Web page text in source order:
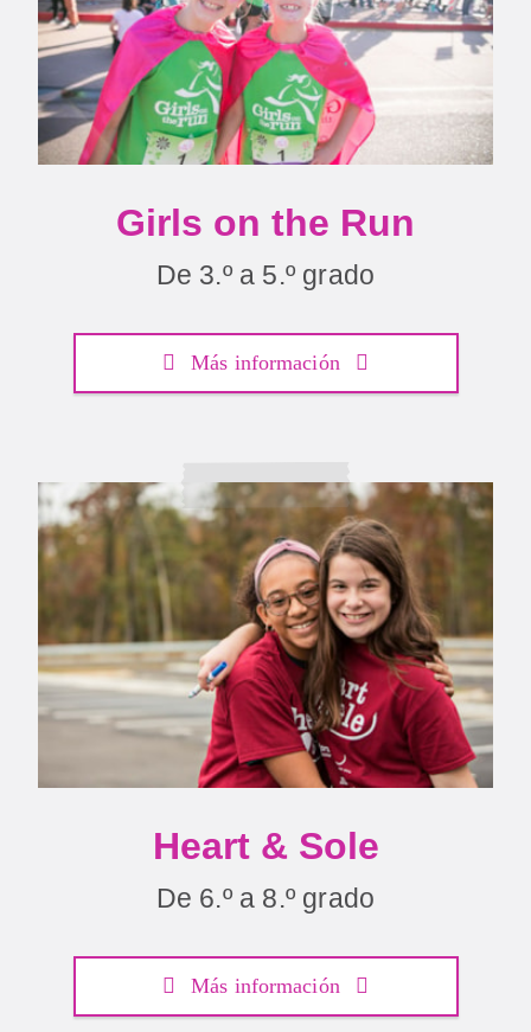
Girls on the Run
De 3.º a 5.º grado
Más información
Heart & Sole
De 6.º a 8.º grado
Más información